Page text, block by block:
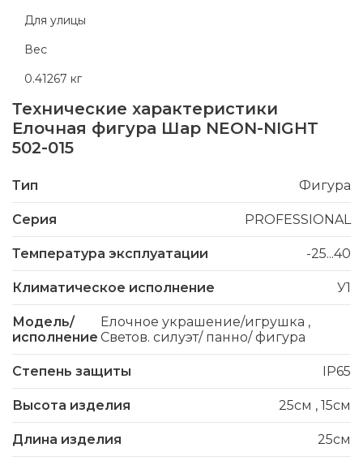
Для улицы
Вес
0.41267 кг
Технические характеристики
Елочная фигура Шар NEON-NIGHT
502-015
Тип Фигура
Серия PROFESSIONAL
Температура эксплуатации -25...40
Климатическое исполнение У1
Модель/
исполнение
Елочное украшение/игрушка ,
Светов. силуэт/ панно/ фигура
Степень защиты IP65
Высота изделия 25см , 15см
Длина изделия 25см